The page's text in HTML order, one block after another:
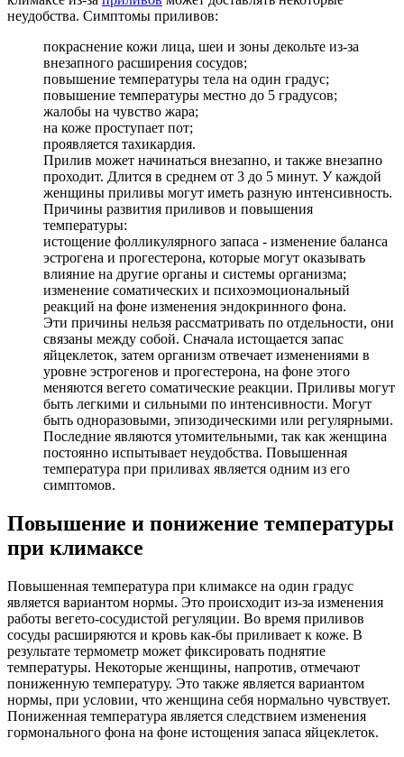
неудобства. Симптомы приливов:
покраснение кожи лица, шеи и зоны декольте из-за
внезапного расширения сосудов;
повышение температуры тела на один градус;
повышение температуры местно до 5 градусов;
жалобы на чувство жара;
на коже проступает пот;
проявляется тахикардия.
Прилив может начинаться внезапно, и также внезапно
проходит. Длится в среднем от 3 до 5 минут. У каждой
женщины приливы могут иметь разную интенсивность.
Причины развития приливов и повышения
температуры:
истощение фолликулярного запаса - изменение баланса
эстрогена и прогестерона, которые могут оказывать
влияние на другие органы и системы организма;
изменение соматических и психоэмоциональный
реакций на фоне изменения эндокринного фона.
Эти причины нельзя рассматривать по отдельности, они
связаны между собой. Сначала истощается запас
яйцеклеток, затем организм отвечает изменениями в
уровне эстрогенов и прогестерона, на фоне этого
меняются вегето соматические реакции. Приливы могут
быть легкими и сильными по интенсивности. Могут
быть одноразовыми, эпизодическими или регулярными.
Последние являются утомительными, так как женщина
постоянно испытывает неудобства. Повышенная
температура при приливах является одним из его
симптомов.
Повышение и понижение температуры
при климаксе
Повышенная температура при климаксе на один градус
является вариантом нормы. Это происходит из-за изменения
работы вегето-сосудистой регуляции. Во время приливов
сосуды расширяются и кровь как-бы приливает к коже. В
результате термометр может фиксировать поднятие
температуры. Некоторые женщины, напротив, отмечают
пониженную температуру. Это также является вариантом
нормы, при условии, что женщина себя нормально чувствует.
Пониженная температура является следствием изменения
гормонального фона на фоне истощения запаса яйцеклеток.